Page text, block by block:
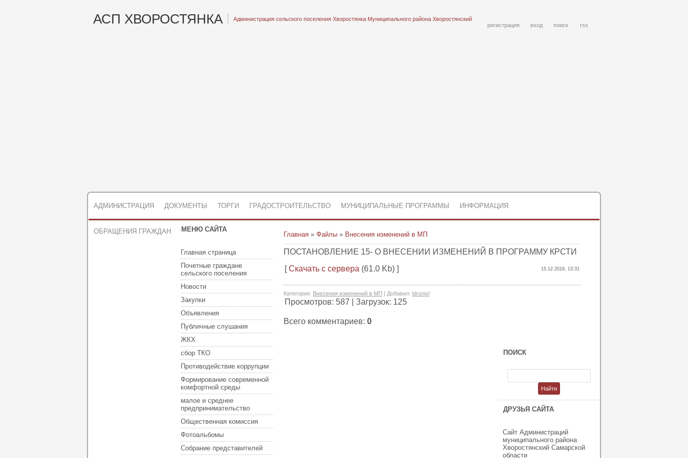
АСП ХВОРОСТЯНКА
Администрация сельского поселения Хворостянка Муниципального района Хворостянский
регистрация
вход поиск rss
АДМИНИСТРАЦИЯ ДОКУМЕНТЫ ТОРГИ ГРАДОСТРОИТЕЛЬСТВО МУНИЦИПАЛЬНЫЕ ПРОГРАММЫ ИНФОРМАЦИЯ
ОБРАЩЕНИЯ ГРАЖДАН МЕНЮ САЙТА
Главная страница
Почетные граждане
сельского поселения
Новости
Закупки
Объявления
Публичные слушания
ЖКХ
сбор ТКО
Противодействие коррупции
Формирование современной
комфортной среды
малое и среднее
предпринимательство
Общественная комиссия
Фотоальбомы
Собрание представителей
Главная » Файлы » Внесения изменений в МП
ПОСТАНОВЛЕНИЕ 15- О ВНЕСЕНИИ ИЗМЕНЕНИЙ В ПРОГРАММУ КРСТИ
[Скачать с сервера (61.0 Kb) ] 15.12.2019, 13:31
Категория: Внесения изменений в МП | Добавил: ldronixl
Просмотров: 587 Загрузок: 125
Всего комментариев: 0
ПОИСК
ДРУЗЬЯ САЙТА
Сайт Администраций
муниципального района
Хворостянский Самарской
области